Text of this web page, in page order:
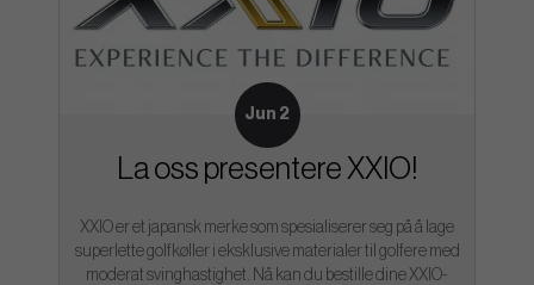
Jun 2
La oss presentere XXIO!
XXIO er et japansk merke som spesialiserer seg på å lage
superlette golfkøller i eksklusive materialer til golfere med
moderat svinghastighet. Nå kan du bestille dine XXIO-